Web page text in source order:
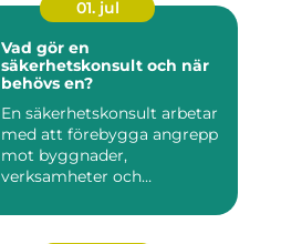
01. jul
Vad gör en
säkerhetskonsult och när
behövs en?
En säkerhetskonsult arbetar
med att förebygga angrepp
mot byggnader,
verksamheter och